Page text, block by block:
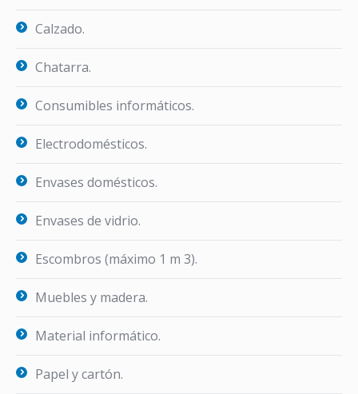
Calzado.
Chatarra.
Consumibles informáticos.
Electrodomésticos.
Envases domésticos.
Envases de vidrio.
Escombros (máximo 1 m 3).
Muebles y madera.
Material informático.
Papel y cartón.